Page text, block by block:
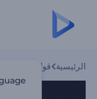
الرئيسية قوالب